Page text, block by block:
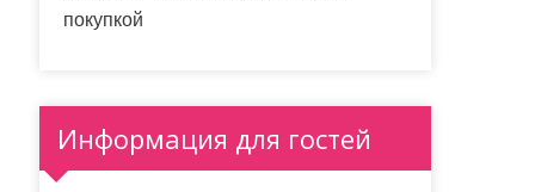
покупкой
Информация для гостей